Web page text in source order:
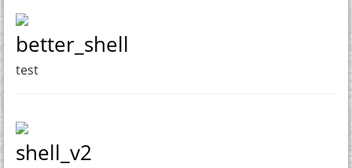
better_shell
test
shell_v2